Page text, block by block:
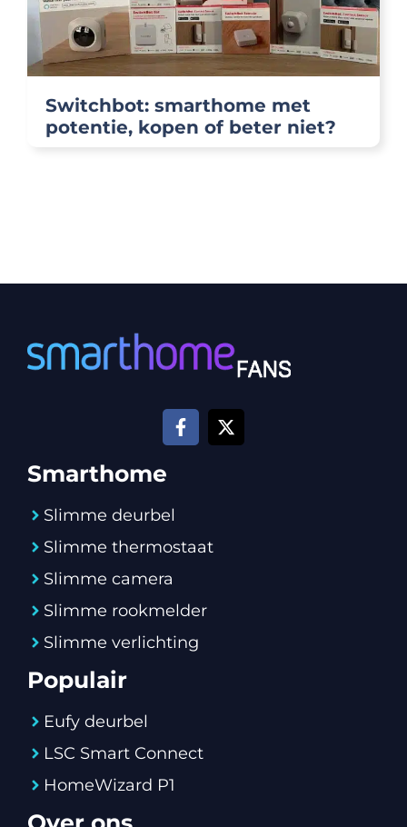
Switchbot: smarthome met
potentie, kopen of beter niet?
Smarthome
Slimme deurbel
Slimme thermostaat
Slimme camera
Slimme rookmelder
Slimme verlichting
Populair
Eufy deurbel
LSC Smart Connect
HomeWizard P1